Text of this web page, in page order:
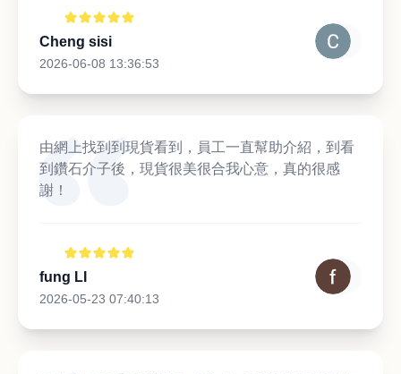
Cheng sisi
2026-06-08 13:36:53
由網上找到到現貨看到，員工一直幫助介紹，到看
到鑽石介子後，現貨很美很合我心意，真的很感
謝！
fung LI
2026-05-23 07:40:13